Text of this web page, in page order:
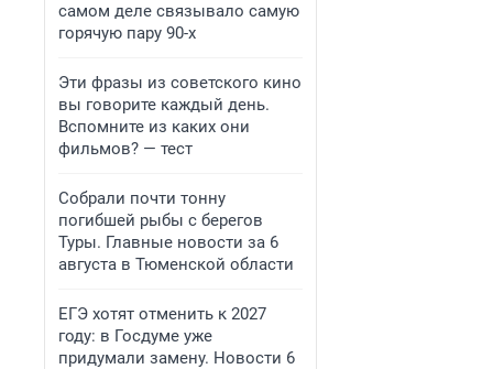
самом деле связывало самую
горячую пару 90-х
Эти фразы из советского кино
вы говорите каждый день.
Вспомните из каких они
фильмов? — тест
Собрали почти тонну
погибшей рыбы с берегов
Туры. Главные новости за 6
августа в Тюменской области
ЕГЭ хотят отменить к 2027
году: в Госдуме уже
придумали замену. Новости 6